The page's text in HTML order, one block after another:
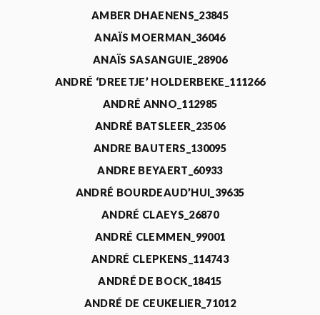
AMBER DHAENENS_23845
ANAÏS MOERMAN_36046
ANAÏS SASANGUIE_28906
ANDRÉ ‘DREETJE’ HOLDERBEKE_111266
ANDRÉ ANNO_112985
ANDRÉ BATSLEER_23506
ANDRE BAUTERS_130095
ANDRE BEYAERT_60933
ANDRÉ BOURDEAUD’HUI_39635
ANDRÉ CLAEYS_26870
ANDRÉ CLEMMEN_99001
ANDRÉ CLEPKENS_114743
ANDRÉ DE BOCK_18415
ANDRÉ DE CEUKELIER_71012